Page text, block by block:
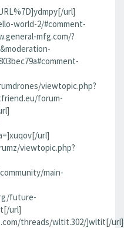
url]
world-2/#comment-
mfg.com/?
viewtopic.php?
forum-
url]
viewtopic.php?
main-
future-
url]
threads/wltit.302/]wltit[/url]